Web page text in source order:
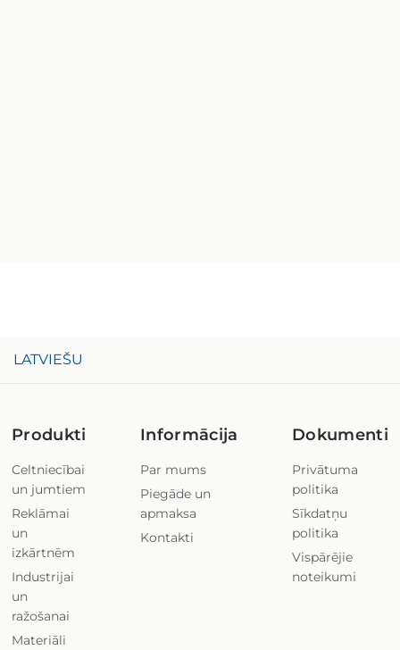
LATVIEŠU
Produkti
Celtniecībai
un jumtiem
Reklāmai
un
izkārtnēm
Industrijai
un
ražošanai
Materiāli
Informācija
Par mums
Piegāde un
apmaksa
Kontakti
Dokumenti
Privātuma
politika
Sīkdatņu
politika
Vispārējie
noteikumi